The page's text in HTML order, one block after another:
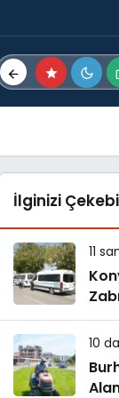
İlginizi
11
10